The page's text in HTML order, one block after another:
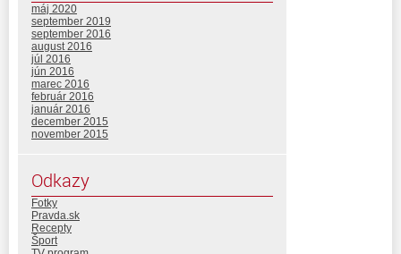
máj 2020
september 2019
september 2016
august 2016
júl 2016
jún 2016
marec 2016
február 2016
január 2016
december 2015
november 2015
Odkazy
Fotky
Pravda.sk
Recepty
Šport